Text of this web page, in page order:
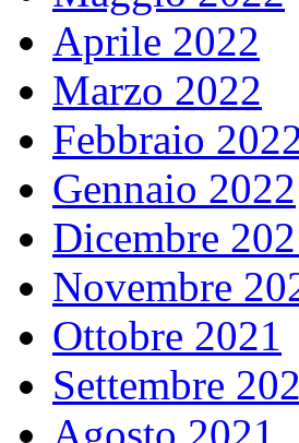
Aprile 2022
Marzo 2022
Febbraio
Gennaio 2022
Dicembre
Novembre
Ottobre 2021
Settembre
Agosto 2021